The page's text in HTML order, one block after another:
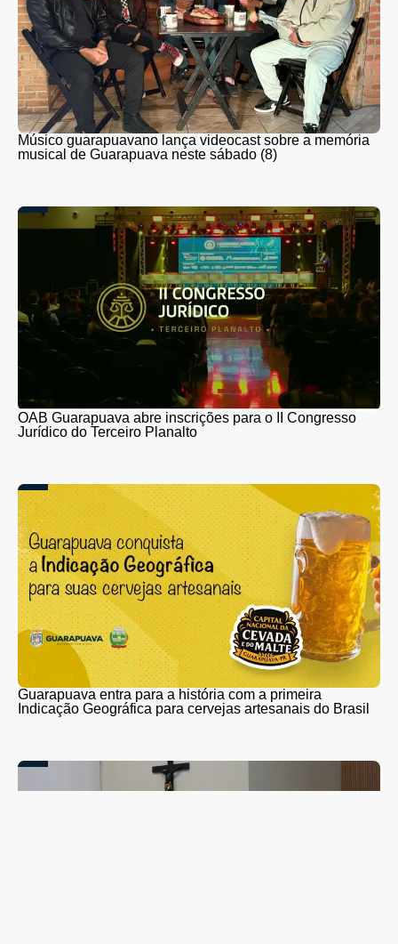
Músico guarapuavano lança videocast sobre a memória
musical de Guarapuava neste sábado (8)
OAB Guarapuava abre inscrições para o II Congresso
Jurídico do Terceiro Planalto
Guarapuava entra para a história com a primeira
Indicação Geográfica para cervejas artesanais do Brasil